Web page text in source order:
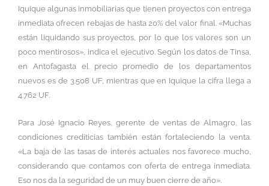
Iquique algunas inmobiliarias que tienen proyectos con entrega
inmediata ofrecen rebajas de hasta 20% del valor final. «Muchas
están liquidando sus proyectos, por lo que los valores son un
poco mentirosos», indica el ejecutivo. Según los datos de Tinsa,
en Antofagasta el precio promedio de los departamentos
nuevos es de 3.508 UF, mientras que en Iquique la cifra llega a
4.762 UF.
Para José Ignacio Reyes, gerente de ventas de Almagro, las
condiciones crediticias también están fortaleciendo la venta.
«La baja de las tasas de interés actuales nos favorece mucho,
considerando que contamos con oferta de entrega inmediata.
Eso nos da la seguridad de un muy buen cierre de año».